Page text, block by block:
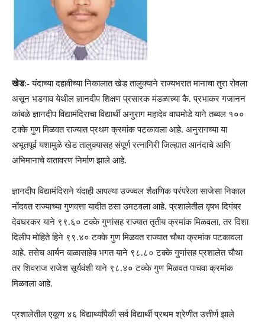
खेड:- यंदाच्या दहावीच्या निकालात खेड तालुक्याने राज्यभरात मानाचा तुरा रोवला
असून भडगाव येथील ज्ञानदीप शिक्षण प्रसारक मंडळाच्या कै. प्रभाकर गजानन
कांबळे ज्ञानदीप विद्यामंदिराचा विद्यार्थी अनुराग महादेव वाघमोडे याने तब्बल १००
टक्के गुण मिळवत राज्यात प्रथम क्रमांक पटकावला आहे. अनुरागच्या या
अभूतपूर्व यशामुळे खेड तालुक्यासह संपूर्ण रत्नागिरी जिल्ह्यात आनंदाचे आणि
अभिमानाचे वातावरण निर्माण झाले आहे.
ज्ञानदीप विद्यामंदिराने यंदाही आपल्या उज्ज्वल शैक्षणिक परंपरेला साजेसा निकाल
नोंदवत राज्याच्या गुणवत्ता यादीत ठसा उमटवला आहे. प्रशालेतील वृषभ दिगंबर
देवघरकर याने ९९.६० टक्के गुणांसह राज्यात तृतीय क्रमांक मिळवला, तर दिशा
दिलीप मोहिते हिने ९९.४० टक्के गुण मिळवत राज्यात चौथा क्रमांक पटकावला
आहे. तसेच आर्यन बाळासाहेब भगत याने ९८.८० टक्के गुणांसह प्रशालेत चौथा
तर शिवराज राजेश सूर्यवंशी याने ९८.४० टक्के गुण मिळवत पाचवा क्रमांक
मिळवला आहे.
प्रशालेतील एकूण ४६ विद्यार्थ्यांपैकी सर्व विद्यार्थी प्रथम श्रेणीत उत्तीर्ण झाले